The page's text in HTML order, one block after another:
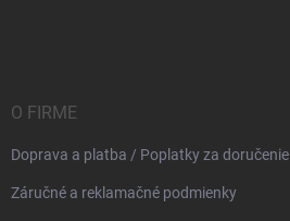
O FIRME
Doprava a platba / Poplatky za doručenie
Záručné a reklamačné podmienky